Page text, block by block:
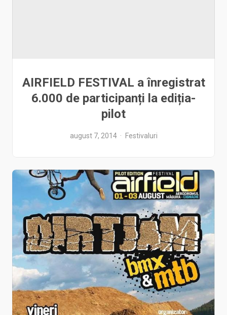
AIRFIELD FESTIVAL a înregistrat
6.000 de participanți la ediția-
pilot
august 7, 2014 Festivaluri